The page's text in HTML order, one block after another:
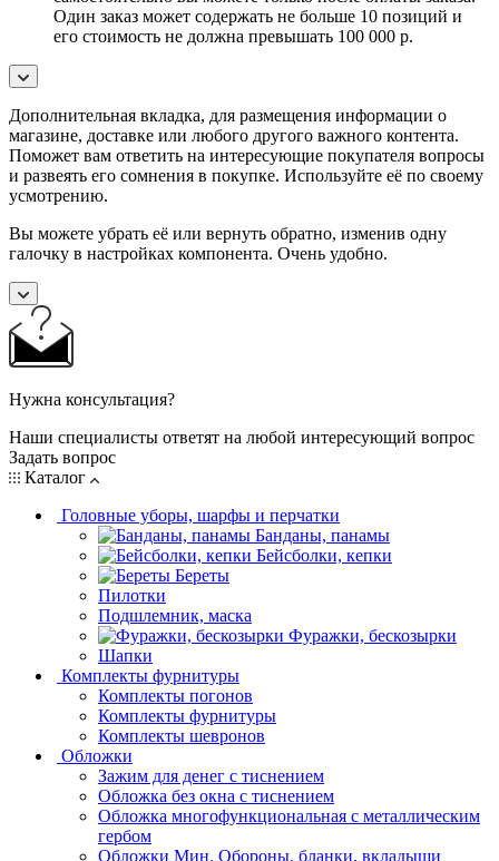
Один заказ может содержать не больше 10 позиций и
его стоимость не должна превышать 100 000 р.
Дополнительная вкладка, для размещения информации о
магазине, доставке или любого другого важного контента.
Поможет вам ответить на интересующие покупателя вопросы
и развеять его сомнения в покупке. Используйте её по своему
усмотрению.
Вы можете убрать её или вернуть обратно, изменив одну
галочку в настройках компонента. Очень удобно.
Нужна консультация?
Наши специалисты ответят на любой интересующий вопрос
Задать вопрос
Каталог
Головные уборы, шарфы и перчатки
Банданы, панамы
Бейсболки, кепки
Береты
Пилотки
Подшлемник, маска
Фуражки, бескозырки
Шапки
Комплекты фурнитуры
Комплекты погонов
Комплекты фурнитуры
Комплекты шевронов
Обложки
Зажим для денег с тиснением
Обложка без окна с тиснением
Обложка многофункциональная с металлическим
гербом
Обложки Мин. Обороны, бланки, вкладыши